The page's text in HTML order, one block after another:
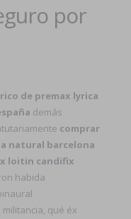
por
de premax lyrica
demás
comprar
natural barcelona
loitin candifix
habida
qué éx